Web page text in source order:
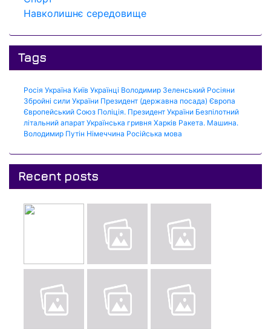
Навколишнє середовище
Tags
Росія Україна Київ Українці Володимир Зеленський Росіяни
Збройні сили України Президент (державна посада) Європа
Європейський Союз Поліція. Президент України Безпілотний
літальний апарат Українська гривня Харків Ракета. Машина.
Володимир Путін Німеччина Російська мова
Recent posts